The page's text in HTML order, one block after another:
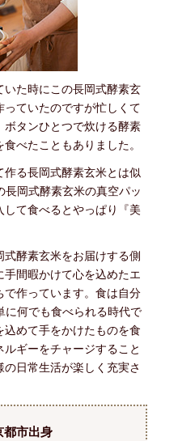
た時にこの長岡式酵素玄
ていたのですが忙しくて
ボタンひとつで炊ける酵素
べたこともありました。
作る長岡式酵素玄米とは似
岡式酵素玄米の真空パッ
て食べるとやっぱり『美
酵素玄米をお届けする側
間暇かけて心を込めたエ
で作っています。食は自分
何でも食べられる時代で
めて手をかけたものを食
ギーをチャージすること
日常生活が楽しく充実さ
都市出身